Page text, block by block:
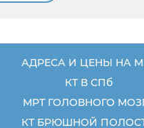
АДРЕСА И ЦЕНЫ НА
КТ В СПб
МРТ ГОЛОВНОГО
КТ БРЮШНОЙ